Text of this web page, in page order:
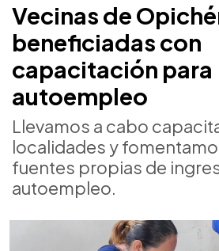
Vecinas de
beneficiadas con
capacitación para
autoempleo
Llevamos a cabo
localidades y
fuentes propias de
autoempleo.